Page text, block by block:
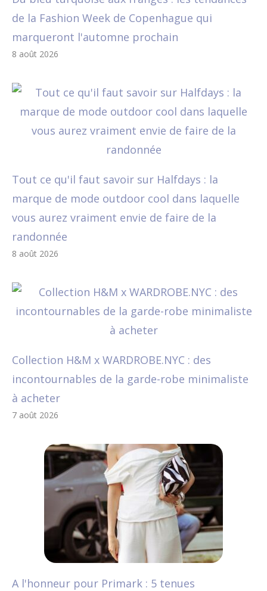
de la Fashion Week de Copenhague qui
marqueront l'automne prochain
8 août 2026
Tout ce qu'il faut savoir sur Halfdays : la
marque de mode outdoor cool dans laquelle
vous aurez vraiment envie de faire de la
randonnée
8 août 2026
Collection H&M x WARDROBE.NYC : des
incontournables de la garde-robe minimaliste
à acheter
7 août 2026
A l'honneur pour Primark : 5 tenues